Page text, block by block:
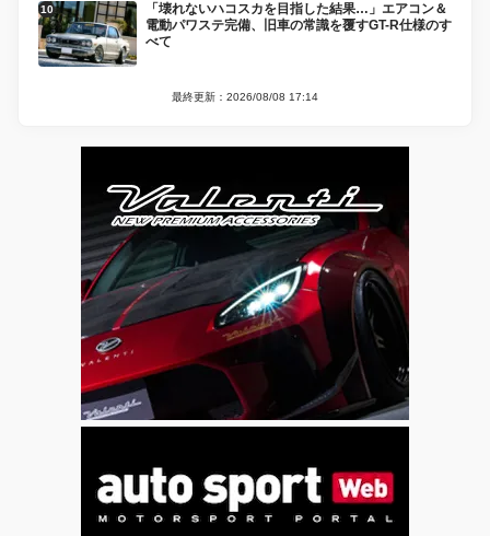
「壊れないハコスカを目指した結果…」エアコン＆
電動パワステ完備、旧車の常識を覆すGT-R仕様のす
べて
最終更新：2026/08/08 17:14